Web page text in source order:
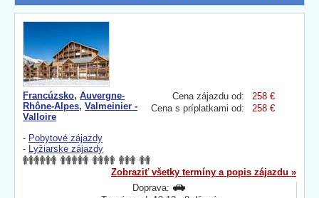
Cena zájazdu od:
258 €
Cena s príplatkami od:
258 €
Francúzsko, Auvergne-
Rhône-Alpes, Valmeinier -
Valloire
- Pobytové zájazdy
- Lyžiarske zájazdy
Zobraziť všetky termíny a popis zájazdu »
Doprava: